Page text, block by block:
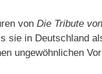
von Die Tribute
sie in Deutschland
ungewöhnlichen